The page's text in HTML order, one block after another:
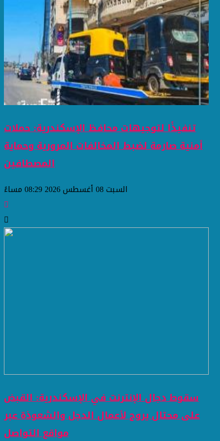
تنفيذًا لتوجيهات محافظ الإسكندرية: حملات
أمنية صارمة لضبط المخالفات المرورية وحماية
المصطافين
السبت 08 أغسطس 2026 08:29 مساءً
سقوط دجال الإنترنت في الإسكندرية: القبض
على محتال يروج لأعمال الدجل والشعوذة عبر
مواقع التواصل